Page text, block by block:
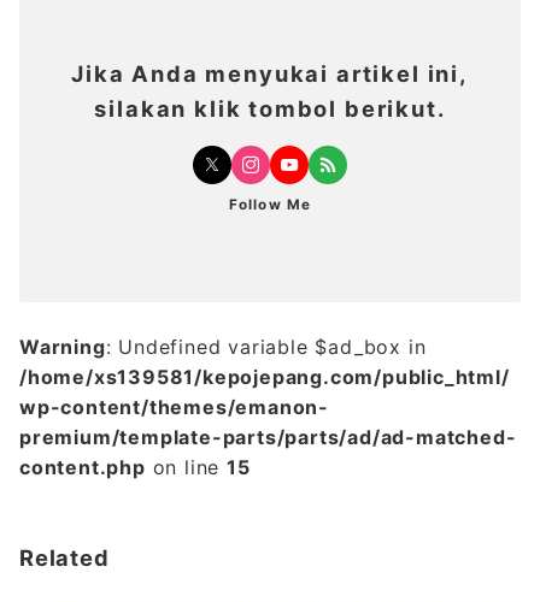
Jika Anda menyukai artikel ini,
silakan klik tombol berikut.
Follow Me
Warning: Undefined variable $ad_box in
/home/xs139581/kepojepang.com/public_html/
wp-content/themes/emanon-
premium/template-parts/parts/ad/ad-matched-
content.php on line15
Related